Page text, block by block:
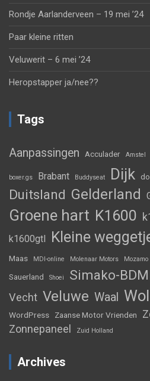
Rondje Aarlanderveen – 19 mei ’24
Paar kleine ritten
Veluwerit – 6 mei ’24
Heropstapper ja/nee??
Tags
Aanpassingen Acculader Amstel
boxer.gs Brabant Buddyseat Dijk
Duitsland Gelderland
Groene hart K1600
k1600gtl Kleine
Maas MDI-online Molenaar Motors Mozamo
Sauerland Shoei Simako-BDM
Vecht Veluwe Waal
WordPress Zaanse Motor Vrienden
Zonnepaneel
Zuid Holland
Archives